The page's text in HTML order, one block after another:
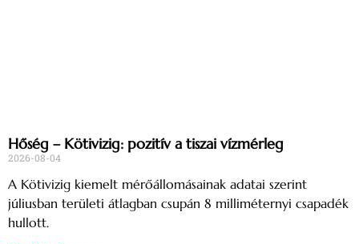
Hőség – Kötivizig: pozitív a tiszai vízmérleg
2026-08-04
A Kötivizig kiemelt mérőállomásainak adatai szerint
júliusban területi átlagban csupán 8 milliméternyi csapadék
hullott.